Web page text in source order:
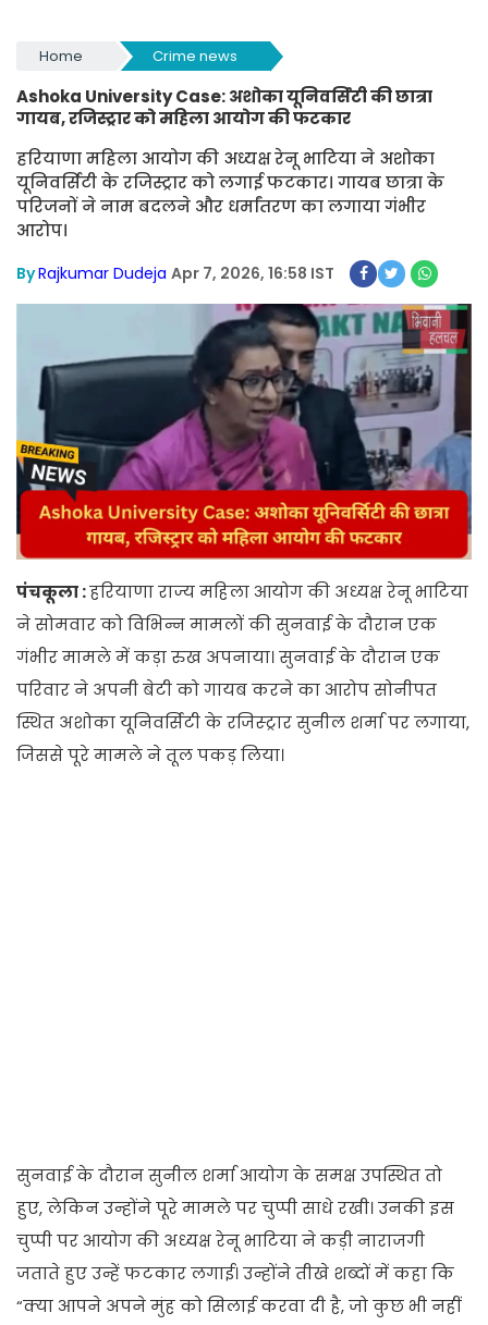
Home Crime news
Ashoka University Case: अशोका यूनिवर्सिटी की छात्रा
गायब, रजिस्ट्रार को महिला आयोग की फटकार
हरियाणा महिला आयोग की अध्यक्ष रेनू भाटिया ने अशोका
यूनिवर्सिटी के रजिस्ट्रार को लगाई फटकार। गायब छात्रा के
परिजनों ने नाम बदलने और धर्मांतरण का लगाया गंभीर
आरोप।
ByRajkumar Dudeja Apr 7, 2026, 16:58 IST
पंचकूला :हरियाणा राज्य महिला आयोग की अध्यक्ष रेनू भाटिया
ने सोमवार को विभिन्न मामलों की सुनवाई के दौरान एक
गंभीर मामले में कड़ा रुख अपनाया। सुनवाई के दौरान एक
परिवार ने अपनी बेटी को गायब करने का आरोप सोनीपत
स्थित अशोका यूनिवर्सिटी के रजिस्ट्रार सुनील शर्मा पर लगाया,
जिससे पूरे मामले ने तूल पकड़ लिया।
सुनवाई के दौरान सुनील शर्मा आयोग के समक्ष उपस्थित तो
हुए, लेकिन उन्होंने पूरे मामले पर चुप्पी साधे रखी। उनकी इस
चुप्पी पर आयोग की अध्यक्ष रेनू भाटिया ने कड़ी नाराजगी
जताते हुए उन्हें फटकार लगाई। उन्होंने तीखे शब्दों में कहा कि
“क्या आपने अपने मुंह को सिलाई करवा दी है, जो कुछ भी नहीं